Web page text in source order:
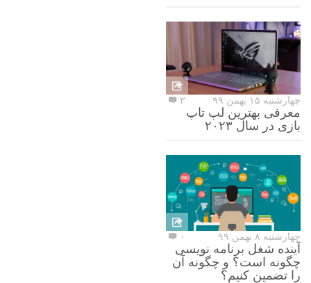
چهارشنبه ۱۵ بهمن ۹۹ ۳
معرفی بهترین لپ تاپ
بازی در سال ۲۰۲۳
چهارشنبه ۸ بهمن ۹۹ ۰
آینده شغل برنامه نویسی
چگونه است؟ و چگونه آن
را تضمین کنیم؟